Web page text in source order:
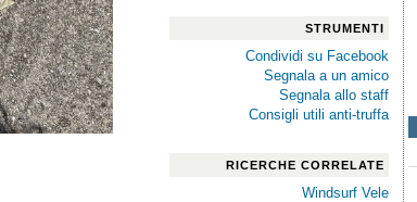
STRUMENTI
Condividi su Facebook
Segnala a un amico
Segnala allo staff
Consigli utili anti-truffa
RICERCHE CORRELATE
Windsurf Vele